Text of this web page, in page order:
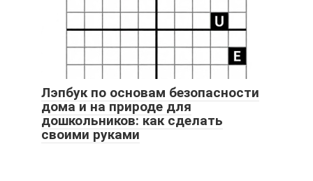
Лэпбук по основам безопасности
дома и на природе для
дошкольников: как сделать
своими руками